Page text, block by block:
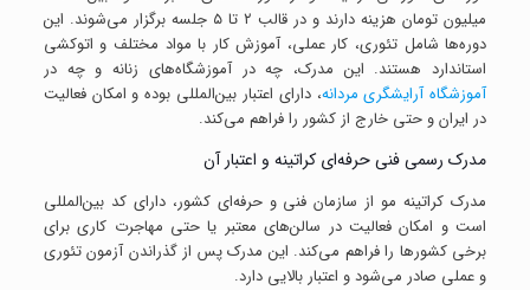
میلیون تومان هزینه دارند و در قالب ۲ تا ۵ جلسه برگزار می‌شوند. این
دوره‌ها شامل تئوری، کار عملی، آموزش کار با مواد مختلف و اتوکشی
استاندارد هستند. این مدرک، چه در آموزشگاه‌های زنانه و چه در
آموزشگاه‌ آرایشگری مردانه، دارای اعتبار بین‌المللی بوده و امکان فعالیت
در ایران و حتی خارج از کشور را فراهم می‌کند.
مدرک رسمی فنی حرفه‌ای کراتینه و اعتبار آن
مدرک کراتینه مو از سازمان فنی و حرفه‌ای کشور، دارای کد بین‌المللی
است و امکان فعالیت در سالن‌های معتبر یا حتی مهاجرت کاری برای
برخی کشورها را فراهم می‌کند. این مدرک پس از گذراندن آزمون تئوری
و عملی صادر می‌شود و اعتبار بالایی دارد.